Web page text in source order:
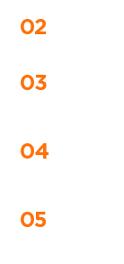
02
03
04
05